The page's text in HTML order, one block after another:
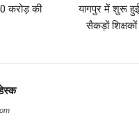
करोड़ की
यागपुर में शुरू
सैकड़ों